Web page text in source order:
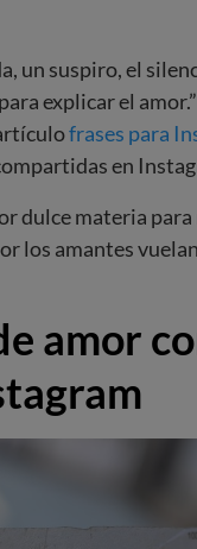
un suspiro, el
explicar el
frases para
en
dulce materia
los amantes
amor